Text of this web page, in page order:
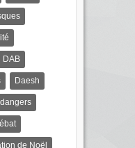
DAB
Daesh
dangers
de Noël